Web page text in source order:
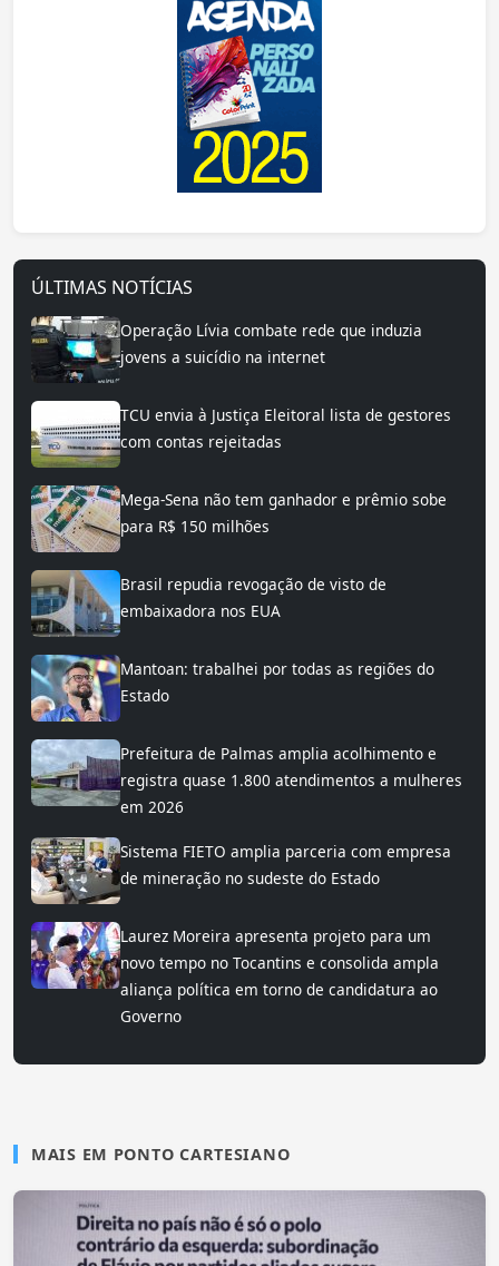
ÚLTIMAS NOTÍCIAS
Operação Lívia combate rede que induzia
jovens a suicídio na internet
TCU envia à Justiça Eleitoral lista de gestores
com contas rejeitadas
Mega-Sena não tem ganhador e prêmio sobe
para R$ 150 milhões
Brasil repudia revogação de visto de
embaixadora nos EUA
Mantoan: trabalhei por todas as regiões do
Estado
Prefeitura de Palmas amplia acolhimento e
registra quase 1.800 atendimentos a mulheres
em 2026
Sistema FIETO amplia parceria com empresa
de mineração no sudeste do Estado
Laurez Moreira apresenta projeto para um
novo tempo no Tocantins e consolida ampla
aliança política em torno de candidatura ao
Governo
MAIS EM PONTO CARTESIANO